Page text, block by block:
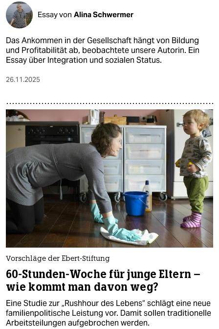
Essay von Alina Schwermer
Das Ankommen in der Gesellschaft hängt von Bildung
und Profitabilität ab, beobachtete unsere Autorin. Ein
Essay über Integration und sozialen Status.
26.11.2025
Vorschläge der Ebert-Stiftung
60-Stunden-Woche für junge Eltern –
wie kommt man davon weg?
Eine Studie zur „Rushhour des Lebens“ schlägt eine neue
familienpolitische Leistung vor. Damit sollen traditionelle
Arbeitsteilungen aufgebrochen werden.